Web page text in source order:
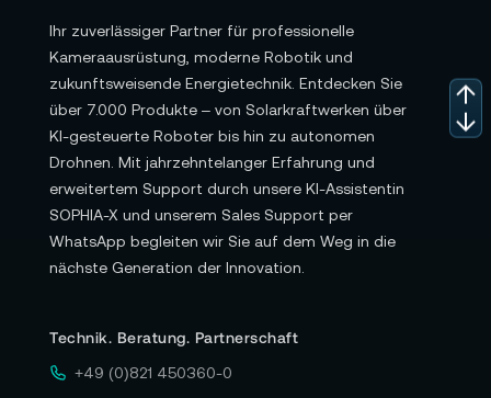
Ihr zuverlässiger Partner für professionelle
Kameraausrüstung, moderne Robotik und
zukunftsweisende Energietechnik. Entdecken Sie
über 7.000 Produkte – von Solarkraftwerken über
KI-gesteuerte Roboter bis hin zu autonomen
Drohnen. Mit jahrzehntelanger Erfahrung und
erweitertem Support durch unsere KI-Assistentin
SOPHIA-X und unserem Sales Support per
WhatsApp begleiten wir Sie auf dem Weg in die
nächste Generation der Innovation.
Technik. Beratung. Partnerschaft
+49 (0)821 450360-0